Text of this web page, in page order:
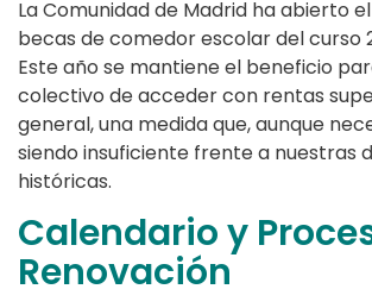
La Comunidad de Madrid ha abierto
becas de comedor escolar del curso
Este año se mantiene el beneficio
colectivo de acceder con rentas
general, una medida que, aunque
siendo insuficiente frente a nuestras
históricas.
Calendario y
Renovación